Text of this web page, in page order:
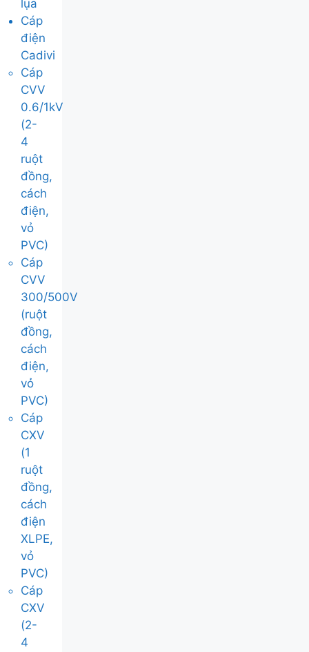
lụa
Cáp
điện
Cadivi
Cáp
CVV
0.6/1kV
(2-
4
ruột
đồng,
cách
điện,
vỏ
PVC)
Cáp
CVV
300/500V
(ruột
đồng,
cách
điện,
vỏ
PVC)
Cáp
CXV
(1
ruột
đồng,
cách
điện
XLPE,
vỏ
PVC)
Cáp
CXV
(2-
4